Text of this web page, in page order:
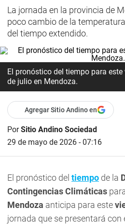
La jornada en la provincia de
poco cambio de la
del tiempo extendido.
El pronóstico del tiempo para este
de julio en Mendoza.
Agregar Sitio Andino en
PorSitio Andino Sociedad
29 de mayo de 2026 - 07:16
El pronóstico del tiempo de la
Contingencias Climáticas
Mendoza anticipa para este
jornada que se presentará